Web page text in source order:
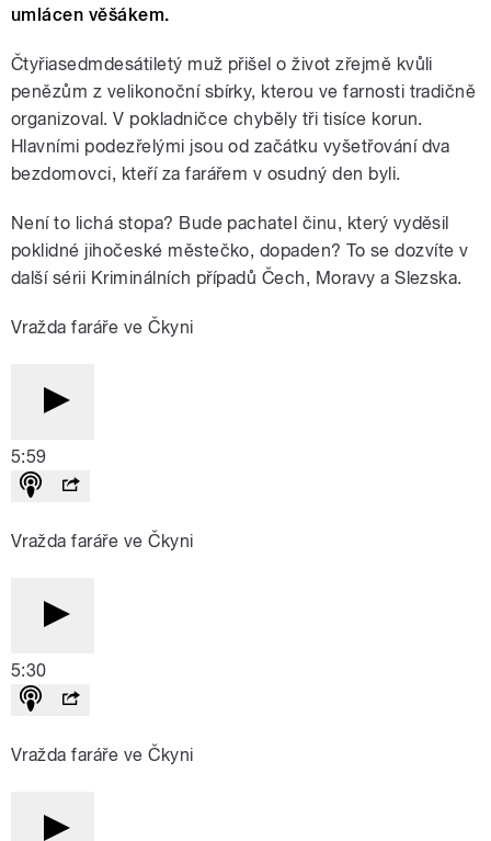
umlácen věšákem.
Čtyřiasedmdesátiletý muž přišel o život zřejmě kvůli
penězům z velikonoční sbírky, kterou ve farnosti tradičně
organizoval. V pokladničce chyběly tři tisíce korun.
Hlavními podezřelými jsou od začátku vyšetřování dva
bezdomovci, kteří za farářem v osudný den byli.
Není to lichá stopa? Bude pachatel činu, který vyděsil
poklidné jihočeské městečko, dopaden? To se dozvíte v
další sérii Kriminálních případů Čech, Moravy a Slezska.
Vražda faráře ve Čkyni
5:59
Vražda faráře ve Čkyni
5:30
Vražda faráře ve Čkyni